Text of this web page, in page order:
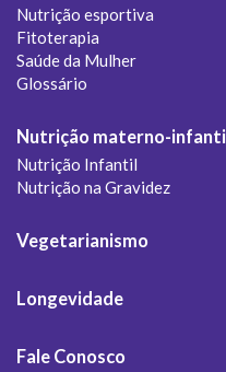
Nutrição esportiva
Fitoterapia
Saúde da Mulher
Glossário
Nutrição materno-infantil
Nutrição Infantil
Nutrição na Gravidez
Vegetarianismo
Longevidade
Fale Conosco